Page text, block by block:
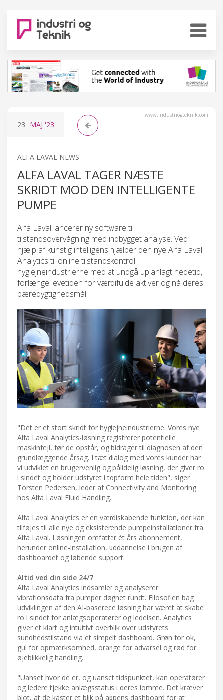
www.industriogteknik.com
23 MAJ '23
ALFA LAVAL NEWS
ALFA LAVAL TAGER NÆSTE
SKRIDT MOD DEN INTELLIGENTE
PUMPE
Alfa Laval lancerer ny software til
tilstandsovervågning med indbygget analyse. Ved
hjælp af kunstig intelligens hjælper den nye Alfa Laval
Analytics til online tilstandskontrol
hygiejneindustrierne med at undgå uplanlagt nedetid,
forlænge levetiden for værdifulde aktiver og nå deres
bæredygtighedsmål.
"Det er et stort skridt for hygiejneindustrierne. Vores nye
Alfa Laval Analytics-løsning registrerer potentielle
maskinfejl, før de opstår, og bidrager til diagnosen af den
grundlæggende årsag. I tæt dialog med vores kunder har
vi udviklet en brugervenlig og pålidelig løsning, der giver ro
i sindet og holder udstyret i topform hele tiden", siger
Torsten Pedersen, leder af Connectivity and Monitoring
hos Alfa Laval Fluid Handling.
Alfa Laval Analytics er en værdiskabende funktion, der kan
tilføjes til alle nye og eksisterende pumpeinstallationer fra
Alfa Laval. Løsningen omfatter ét års abonnement,
herunder online-installation, uddannelse i brugen af
dashboardet og løbende support.
Altid ved din side 24/7
Alfa Laval Analytics indsamler og analyserer
vibrationsdata fra pumper døgnet rundt. Filosofien bag
udviklingen af den AI-baserede løsning har været at skabe
ro i sindet for anlægsoperatører og ledelsen. Analytics
giver et klart og intuitivt overblik over udstyrets
sundhedstilstand via et simpelt dashboard. Grøn for ok,
gul for opmærksomhed, orange for advarsel og rød for
øjeblikkelig handling.
"Uanset hvor de er, og uanset tidspunktet, kan operatører
og ledere tjekke anlægsstatus i deres lomme. Det kræver
blot, at de kaster et blik på appens dashboard for at